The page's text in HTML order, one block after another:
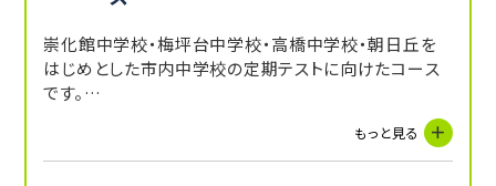
崇化館中学校・梅坪台中学校・高橋中学校・朝日丘を
はじめとした市内中学校の定期テストに向けたコース
です。
受講していない教科に関しても、講師からの宿題や自
習スペースを活用することで補完できます。
もっと見る